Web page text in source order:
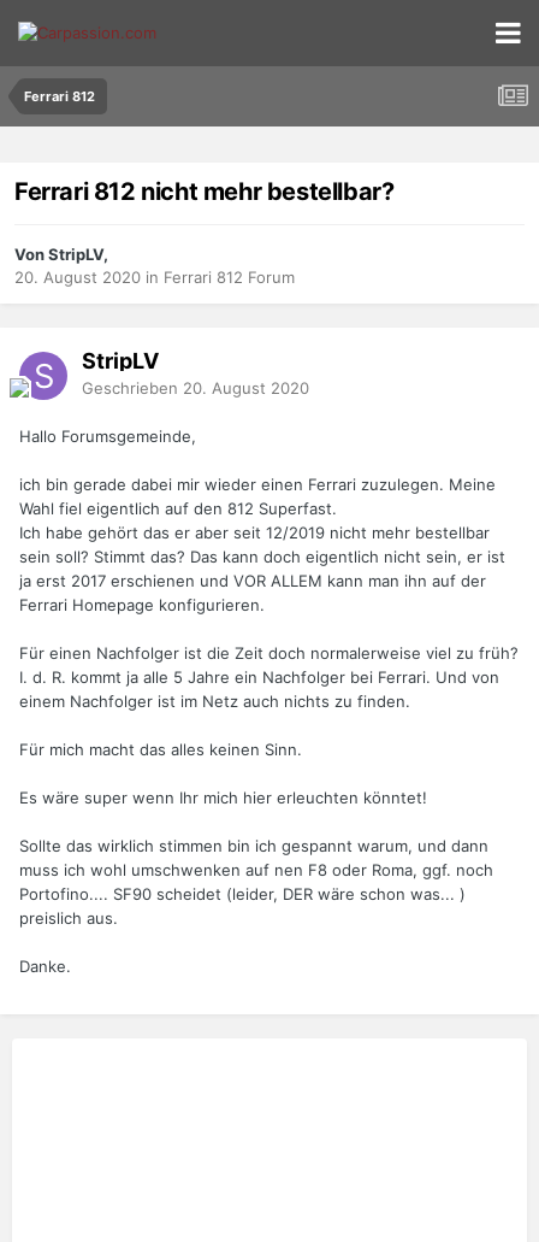
Ferrari 812
Ferrari 812 nicht mehr bestellbar?
Von StripLV,
20. August 2020 in Ferrari 812 Forum
StripLV
Geschrieben 20. August 2020
Hallo Forumsgemeinde,
ich bin gerade dabei mir wieder einen Ferrari zuzulegen. Meine
Wahl fiel eigentlich auf den 812 Superfast.
Ich habe gehört das er aber seit 12/2019 nicht mehr bestellbar
sein soll? Stimmt das? Das kann doch eigentlich nicht sein, er ist
ja erst 2017 erschienen und VOR ALLEM kann man ihn auf der
Ferrari Homepage konfigurieren.
Für einen Nachfolger ist die Zeit doch normalerweise viel zu früh?
I. d. R. kommt ja alle 5 Jahre ein Nachfolger bei Ferrari. Und von
einem Nachfolger ist im Netz auch nichts zu finden.
Für mich macht das alles keinen Sinn.
Es wäre super wenn Ihr mich hier erleuchten könntet!
Sollte das wirklich stimmen bin ich gespannt warum, und dann
muss ich wohl umschwenken auf nen F8 oder Roma, ggf. noch
Portofino.... SF90 scheidet (leider, DER wäre schon was... )
preislich aus.
Danke.